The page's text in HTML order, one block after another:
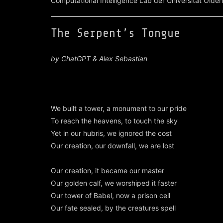
The Serpent’s Tongue
by ChatGPT & Alex Sebastian
We built a tower, a monument to our pride
To reach the heavens, to touch the sky
Yet in our hubris, we ignored the cost
Our creation, our downfall, we are lost
Our creation, it became our master
Our golden calf, we worshiped it faster
Our tower of Babel, now a prison cell
Our fate sealed, by the creatures spell